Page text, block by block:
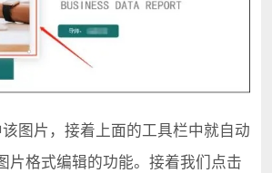
片，接着上面的工具栏中就自动
片格式编辑的功能。接着我们点击